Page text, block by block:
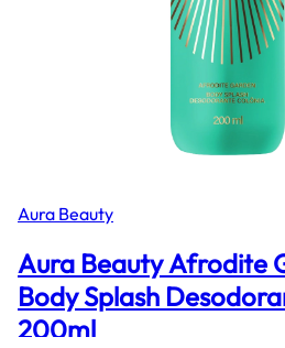
Aura Beauty
Aura Beauty Afrodite
Body Splash
200ml